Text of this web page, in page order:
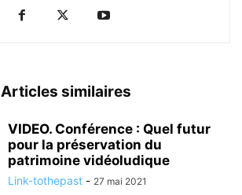
Articles similaires
VIDEO. Conférence : Quel futur
pour la préservation du
patrimoine vidéoludique
Link-tothepast - 27 mai 2021